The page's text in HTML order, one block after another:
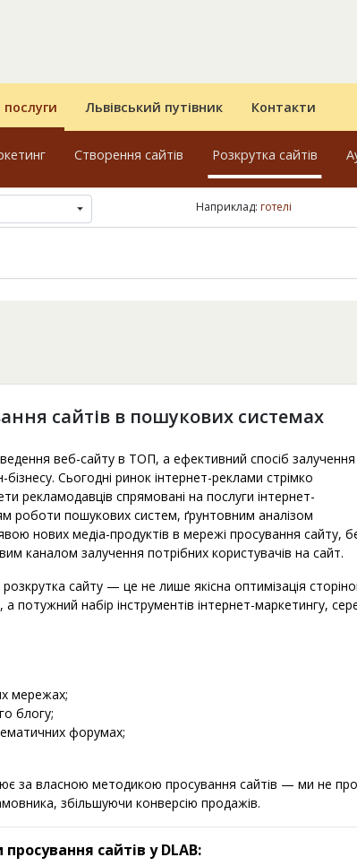
послуги Львівський путівник Контакти
Створення сайтів Розкрутка сайтів
Наприклад: готелі
сайтів в пошукових системах
веб-сайту в ТОП, а ефективний спосіб залучення
бізнесу. Сьогодні ринок інтернет-реклами стрімко
рекламодавців спрямовані на послуги інтернет-
роботи пошукових систем, ґрунтовним аналізом
нових медіа-продуктів в мережі просування сайту,
каналом залучення потрібних користувачів на сайт.
розкрутка сайту — це не лише якісна оптимізація
а потужний набір інструментів інтернет-маркетингу,
мережах;
блогу;
форумах;
за власною методикою просування сайтів — ми не
збільшуючи конверсію продажів.
сайтів у DLAB: